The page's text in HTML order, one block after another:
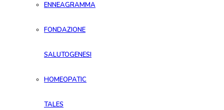
ENNEAGRAMMA
FONDAZIONE
SALUTOGENESI
HOMEOPATIC
TALES